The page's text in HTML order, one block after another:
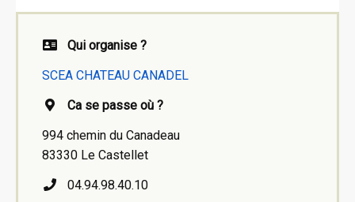
Qui organise ?
SCEA CHATEAU CANADEL
Ca se passe où ?
994 chemin du Canadeau
83330 Le Castellet
04.94.98.40.10